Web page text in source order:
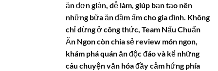
ăn đơn giản, dễ làm, giúp bạn tạo nên
những bữa ăn đầm ấm cho gia đình. Không
chỉ dừng ở công thức, Team Nấu Chuẩn
Ăn Ngon còn chia sẻ review món ngon,
khám phá quán ăn độc đáo và kể những
câu chuyện văn hóa đầy cảm hứng phía